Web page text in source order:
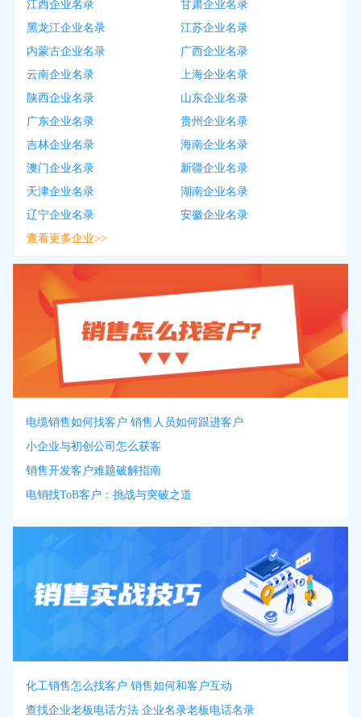
江西企业名录
甘肃企业名录
黑龙江企业名录
江苏企业名录
内蒙古企业名录
广西企业名录
云南企业名录
上海企业名录
陕西企业名录
山东企业名录
广东企业名录
贵州企业名录
吉林企业名录
海南企业名录
澳门企业名录
新疆企业名录
天津企业名录
湖南企业名录
辽宁企业名录
安徽企业名录
查看更多企业>>
电缆销售如何找客户 销售人员如何跟进客户
小企业与初创公司怎么获客
销售开发客户难题破解指南
电销找ToB客户：挑战与突破之道
化工销售怎么找客户 销售如何和客户互动
查找企业老板电话方法 企业名录老板电话名录